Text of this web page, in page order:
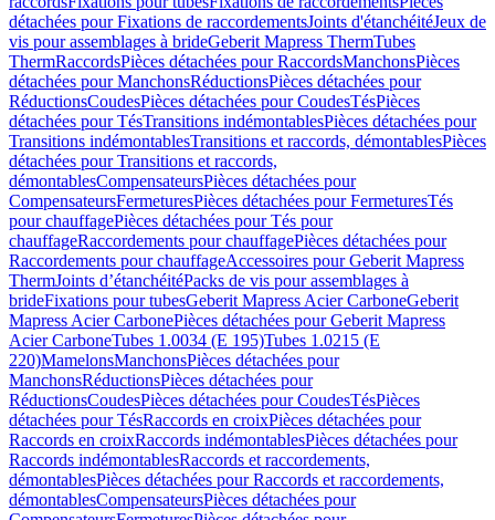
détachées pour Fixations de raccordementsJoints d'étanchéitéJeux de
vis pour assemblages à brideGeberit Mapress ThermTubes
ThermRaccordsPièces détachées pour RaccordsManchonsPièces
détachées pour ManchonsRéductionsPièces détachées pour
RéductionsCoudesPièces détachées pour CoudesTésPièces
détachées pour TésTransitions indémontablesPièces détachées pour
Transitions indémontablesTransitions et raccords, démontablesPièces
détachées pour Transitions et raccords,
démontablesCompensateursPièces détachées pour
CompensateursFermeturesPièces détachées pour FermeturesTés
pour chauffagePièces détachées pour Tés pour
chauffageRaccordements pour chauffagePièces détachées pour
Raccordements pour chauffageAccessoires pour Geberit Mapress
ThermJoints d’étanchéitéPacks de vis pour assemblages à
brideFixations pour tubesGeberit Mapress Acier CarboneGeberit
Mapress Acier CarbonePièces détachées pour Geberit Mapress
Acier CarboneTubes 1.0034 (E 195)Tubes 1.0215 (E
220)MamelonsManchonsPièces détachées pour
ManchonsRéductionsPièces détachées pour
RéductionsCoudesPièces détachées pour CoudesTésPièces
détachées pour TésRaccords en croixPièces détachées pour
Raccords en croixRaccords indémontablesPièces détachées pour
Raccords indémontablesRaccords et raccordements,
démontablesPièces détachées pour Raccords et raccordements,
démontablesCompensateursPièces détachées pour